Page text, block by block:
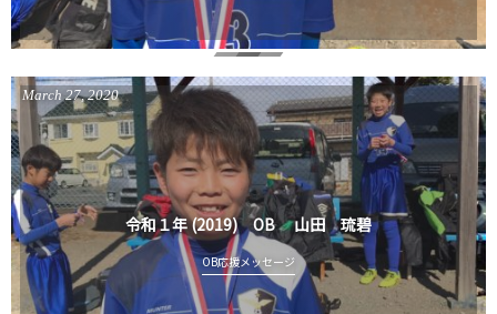
令和１年 (2019) OB 山田 琉碧
March 27,2020
OB応援メッセージ